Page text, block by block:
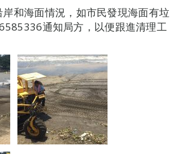
和海面情況，如市民發現海面有垃
通知局方，以便跟進清理工